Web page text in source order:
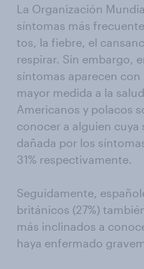
La Organización
síntomas más
tos, la fiebre, el
respirar. Sin embargo,
síntomas aparecen
mayor medida a la
Americanos y polacos
conocer a alguien cuya
dañada por los
31% respectivamente.
Seguidamente,
británicos (27%)
más inclinados a
haya enfermado